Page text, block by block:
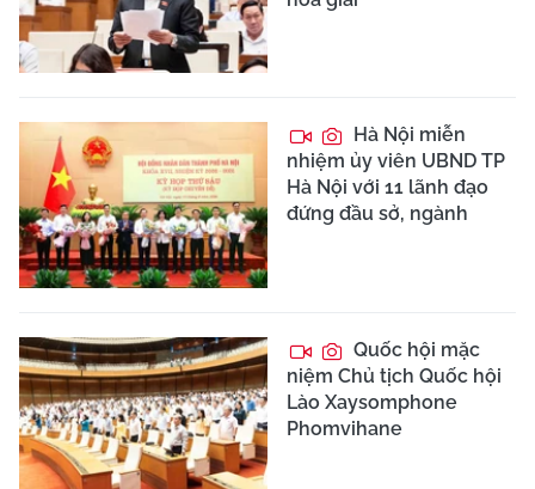
Giang hồ mạng
Tiến “Bịp” hầu tòa về tội
ma túy
Yêu cầu hoàn
thiện hạ tầng sạc điện
tại toàn bộ trạm dừng
nghỉ cao tốc